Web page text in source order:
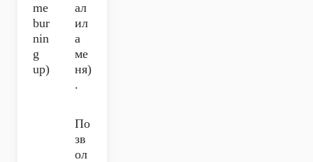
me
bur
nin
g
up)
ал
ил
а
ме
ня)
.
По
зв
ол